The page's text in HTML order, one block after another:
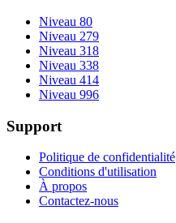
Niveau 80
Niveau 279
Niveau 318
Niveau 338
Niveau 414
Niveau 996
Support
Politique de confidentialité
Conditions d'utilisation
À propos
Contactez-nous